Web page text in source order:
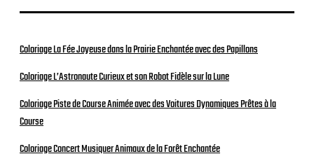
Coloriage La Fée Joyeuse dans la Prairie Enchantée avec des Papillons
Coloriage L’Astronaute Curieux et son Robot Fidèle sur la Lune
Coloriage Piste de Course Animée avec des Voitures Dynamiques Prêtes à la
Course
Coloriage Concert Musiquer Animaux de la Forêt Enchantée